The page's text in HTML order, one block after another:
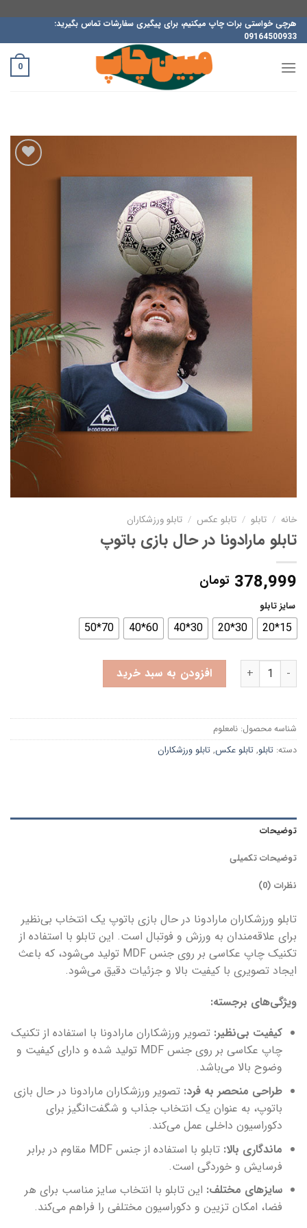
محتوا
بروید
هرچی خواستی برات چاپ میکنیم، برای پیگیری سفارشات تماس بگیرید:
09164500933
0
خانه / تابلو / تابلو عکس / تابلو ورزشکاران
تابلو مارادونا در حال بازی باتوپ
378,999 تومان
سایز تابلو
15*20
30*20
30*40
60*40
70*50
تابلو مارادونا در حال بازی باتوپ عدد
افزودن به سبد خرید
شناسه محصول: نامعلوم
دسته: تابلو, تابلو عکس, تابلو ورزشکاران
توضیحات
توضیحات تکمیلی
نظرات (0)
تابلو ورزشکاران مارادونا در حال بازی باتوپ یک انتخاب بی‌نظیر
برای علاقه‌مندان به ورزش و فوتبال است. این تابلو با استفاده از
تکنیک چاپ عکاسی بر روی جنس MDF تولید می‌شود، که باعث
ایجاد تصویری با کیفیت بالا و جزئیات دقیق می‌شود.
ویژگی‌های برجسته:
کیفیت بی‌نظیر: تصویر ورزشکاران مارادونا با استفاده از تکنیک
چاپ عکاسی بر روی جنس MDF تولید شده و دارای کیفیت و
وضوح بالا می‌باشد.
طراحی منحصر به فرد: تصویر ورزشکاران مارادونا در حال بازی
باتوپ، به عنوان یک انتخاب جذاب و شگفت‌انگیز برای
دکوراسیون داخلی عمل می‌کند.
ماندگاری بالا:
تابلو با استفاده از جنس MDF مقاوم در برابر
فرسایش و خوردگی است.
سایزهای مختلف: این تابلو با انتخاب سایز مناسب برای هر
فضا، امکان تزیین و دکوراسیون مختلفی را فراهم می‌کند.